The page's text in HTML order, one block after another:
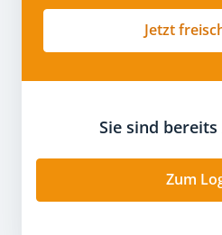
Jetzt
Sie sind
Zum